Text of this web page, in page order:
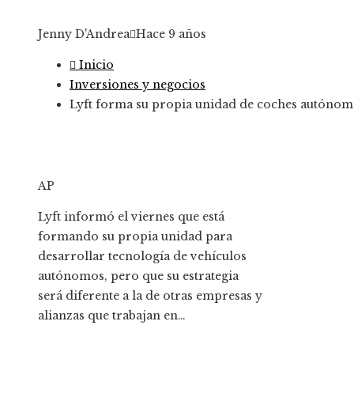
Jenny D'Andrea Hace 9 años
Inicio
Inversiones y negocios
Lyft forma su propia unidad de coches
AP
Lyft informó el viernes que está
formando su propia unidad para
desarrollar tecnología de vehículos
autónomos, pero que su estrategia
será diferente a la de otras empresas y
alianzas que trabajan en…